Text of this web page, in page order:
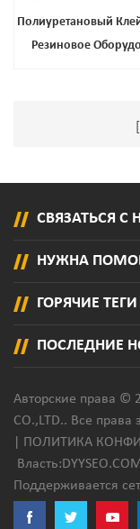
Полиуретановый
Резиновое
СВЯЗАТЬСЯ С
НУЖНА
ГОРЯЧИЕ ТЕГИ
ПОСЛЕДНИЕ
Авторские права ©
CO.,LTD.. Все
ПОЛИТИКА
Власть:
Поддерживается